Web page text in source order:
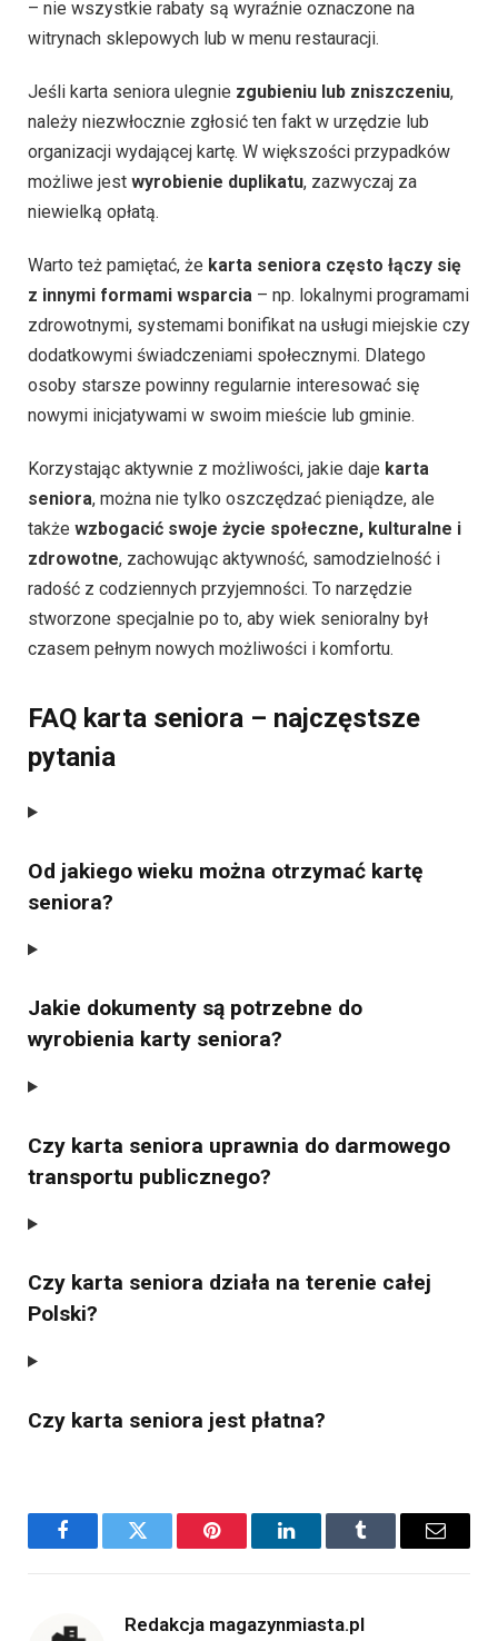
– nie wszystkie rabaty są wyraźnie oznaczone na
witrynach sklepowych lub w menu restauracji.
Jeśli karta seniora ulegnie zgubieniu lub zniszczeniu,
należy niezwłocznie zgłosić ten fakt w urzędzie lub
organizacji wydającej kartę. W większości przypadków
możliwe jest wyrobienie duplikatu, zazwyczaj za
niewielką opłatą.
Warto też pamiętać, że karta seniora często łączy się
z innymi formami wsparcia – np. lokalnymi programami
zdrowotnymi, systemami bonifikat na usługi miejskie czy
dodatkowymi świadczeniami społecznymi. Dlatego
osoby starsze powinny regularnie interesować się
nowymi inicjatywami w swoim mieście lub gminie.
Korzystając aktywnie z możliwości, jakie daje karta
seniora, można nie tylko oszczędzać pieniądze, ale
także wzbogacić swoje życie społeczne, kulturalne i
zdrowotne, zachowując aktywność, samodzielność i
radość z codziennych przyjemności. To narzędzie
stworzone specjalnie po to, aby wiek senioralny był
czasem pełnym nowych możliwości i komfortu.
FAQ karta seniora – najczęstsze
pytania
Od jakiego wieku można otrzymać kartę
seniora?
Jakie dokumenty są potrzebne do
wyrobienia karty seniora?
Czy karta seniora uprawnia do darmowego
transportu publicznego?
Czy karta seniora działa na terenie całej
Polski?
Czy karta seniora jest płatna?
FacebookTwitter Pinterest LinkedInTumblr Email
Redakcja magazynmiasta.pl